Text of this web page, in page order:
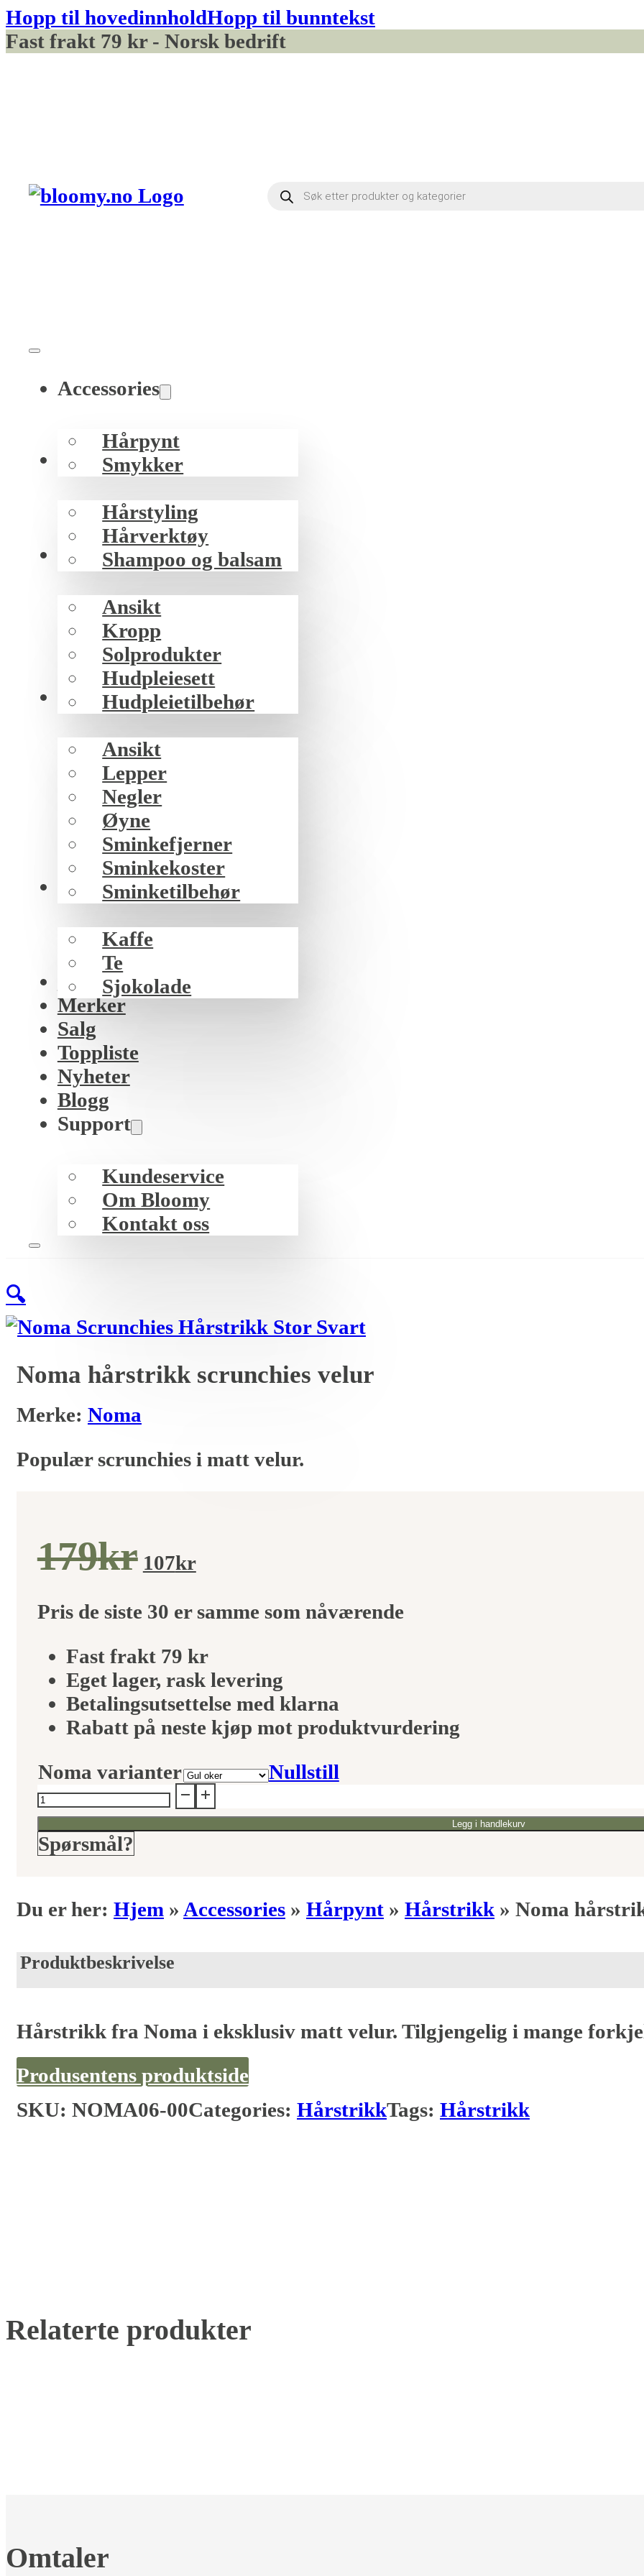
Hopp til hovedinnholdHopp til bunntekst
Fast frakt 79 kr - Norsk bedrift
Products
search
Accessories
Hårpynt
Smykker
Hår
Hårstyling
Hårverktøy
Shampoo og balsam
Hud
Ansikt
Kropp
Solprodukter
Hudpleiesett
Hudpleietilbehør
Sminke
Ansikt
Lepper
Negler
Øyne
Sminkefjerner
Sminkekoster
Sminketilbehør
Mat/drikke
Kaffe
Te
Sjokolade
K-beauty
Merker
Salg
Toppliste
Nyheter
Blogg
Support
Kundeservice
Om Bloomy
Kontakt oss
🔍
Noma hårstrikk scrunchies velur
Merke: Noma
Populær scrunchies i matt velur.
179krOpprinnelig
pris
var:
179kr.
107krNåværende
pris
er:
107kr.
Pris de siste 30 er samme som nåværende
Fast frakt 79 kr
Eget lager, rask levering
Betalingsutsettelse med klarna
Rabatt på neste kjøp mot produktvurdering
Noma varianter
Nullstill
Noma
hårstrikk
scrunchies
Legg i handlekurv
Spørsmål?
Du er her: Hjem » Accessories » Hårpynt » Hårstrikk » Noma
Produktbeskrivelse
Hårstrikk fra Noma i eksklusiv matt velur. Tilgjengelig i mange
Produsentens produktside
SKU: NOMA06-00Categories: HårstrikkTags: Hårstrikk
Relaterte produkter
Omtaler